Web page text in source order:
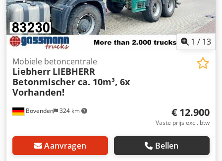
voorbehouden!
draadloos, 6-cilinder motor. ACCESSOIRE-INFORMATIE
ZONDER GARANTIE, wijzigingen, tussentijdse verkoop en
vergissingen voorbehouden! Codpfevy A Hbjx Aahsrf
1 / 13
Bovenden 324 km
Mobiele betoncentrale
Liebherr LIEBHERR
Betonmischer ca. 10m³, 6x
Vorhanden!
€ 12.900
Vaste prijs excl. btw
Aanvragen Bellen